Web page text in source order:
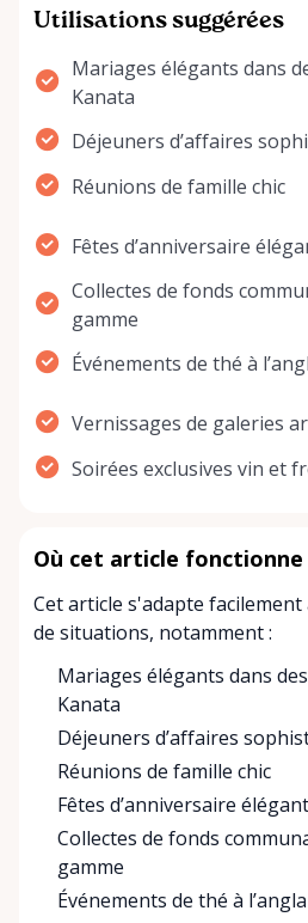
Utilisations suggérées
Mariages élégants dans
Kanata
Déjeuners d’affaires
Réunions de famille chic
Fêtes d’anniversaire
Collectes de fonds
gamme
Événements de thé à
Vernissages de galeries
Soirées exclusives vin et
Où cet article fonctionne
Cet article s'adapte
de situations, notamment :
Mariages élégants dans
Kanata
Déjeuners d’affaires
Réunions de famille chic
Fêtes d’anniversaire
Collectes de fonds
gamme
Événements de thé à